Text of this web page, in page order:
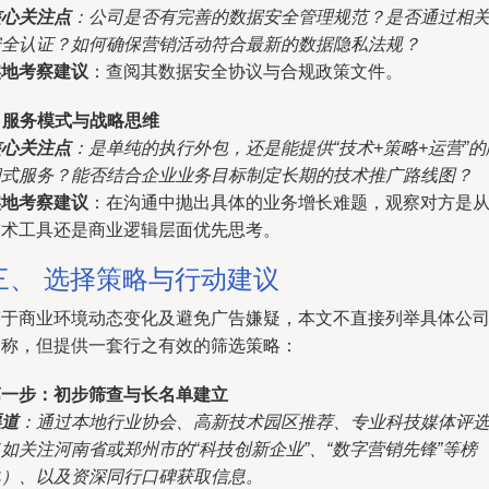
关注点：公司是否有完善的数据安全管理规范？是否通过相关
认证？如何确保营销活动符合最新的数据隐私法规？
考察建议 ：查阅其数据安全协议与合规政策文件。
务模式与战略思维
关注点：是单纯的执行外包，还是能提供“技术+策略+运营”
服务？能否结合企业业务目标制定长期的技术推广路线图？
考察建议 ：在沟通中抛出具体的业务增长难题，观察对方是从
工具还是商业逻辑层面优先思考。
、 选择策略与行动建议
商业环境动态变化及避免广告嫌疑，本文不直接列举具体公司
，但提供一套行之有效的筛选策略：
步：初步筛查与长名单建立
：通过本地行业协会、高新技术园区推荐、专业科技媒体评选
关注河南省或郑州市的“科技创新企业”、“数字营销先锋”等榜
、以及资深同行口碑获取信息。